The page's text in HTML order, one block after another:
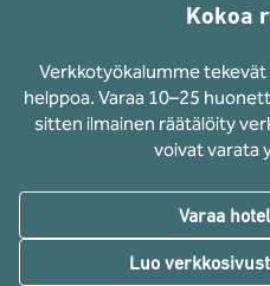
Kokoa
Verkkotyökalumme
helppoa. Varaa 10–25
sitten ilmainen räätälöity
voivat varata
Varaa
Luo